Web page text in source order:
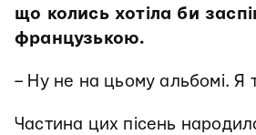
що колись хотіла би
французькою.
– Ну не на цьому альбомі. Я
Частина цих пісень